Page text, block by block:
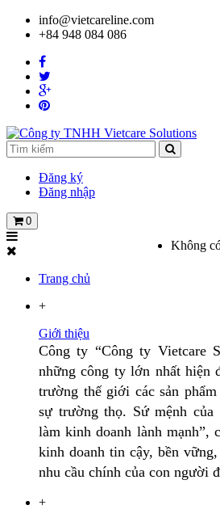
info@vietcareline.com
+84 948 084 086
Đăng ký
Đăng nhập
0
Không
Trang chủ
+
Giới thiệu
Công ty “Công ty Vietcare
những công ty lớn nhất hiện
trường thế giới các sản
sự trường thọ. Sứ mệnh
làm kinh doanh lành mạnh”,
kinh doanh tin cậy, bền
nhu cầu chính của con người
+